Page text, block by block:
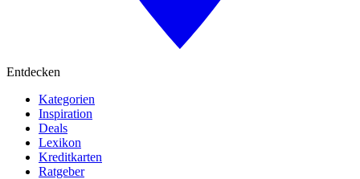
Entdecken
Kategorien
Inspiration
Deals
Lexikon
Kreditkarten
Ratgeber